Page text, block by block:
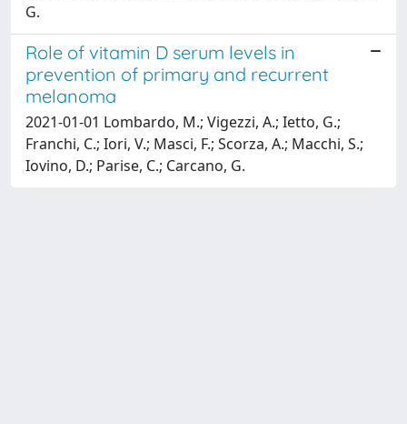
G.
Role of vitamin D serum levels in
prevention of primary and recurrent
melanoma
2021-01-01 Lombardo, M.; Vigezzi, A.; Ietto, G.;
Franchi, C.; Iori, V.; Masci, F.; Scorza, A.; Macchi, S.;
Iovino, D.; Parise, C.; Carcano, G.